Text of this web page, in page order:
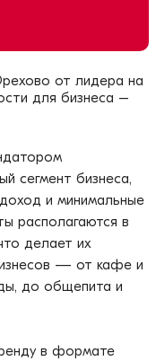
от лидера на
для бизнеса –
сегмент бизнеса,
и минимальные
располагаются в
делает их
— от кафе и
до общепита и
в формате